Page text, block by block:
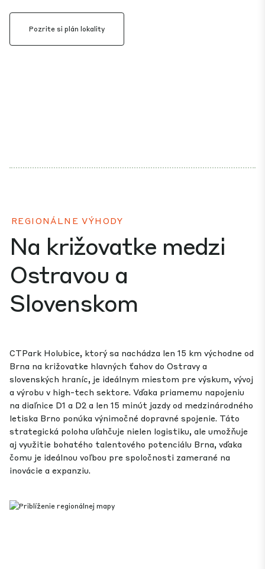
Pozrite si plán lokality
REGIONÁLNE VÝHODY
Na križovatke medzi
Ostravou a
Slovenskom
CTPark Holubice, ktorý sa nachádza len 15 km východne od
Brna na križovatke hlavných ťahov do Ostravy a
slovenských hraníc, je ideálnym miestom pre výskum, vývoj
a výrobu v high-tech sektore. Vďaka priamemu napojeniu
na diaľnice D1 a D2 a len 15 minút jazdy od medzinárodného
letiska Brno ponúka výnimočné dopravné spojenie. Táto
strategická poloha uľahčuje nielen logistiku, ale umožňuje
aj využitie bohatého talentového potenciálu Brna, vďaka
čomu je ideálnou voľbou pre spoločnosti zamerané na
inovácie a expanziu.